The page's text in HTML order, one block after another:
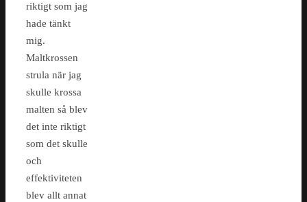
riktigt som jag
hade tänkt
mig.
Maltkrossen
strula när jag
skulle krossa
malten så blev
det inte riktigt
som det skulle
och
effektiviteten
blev allt annat